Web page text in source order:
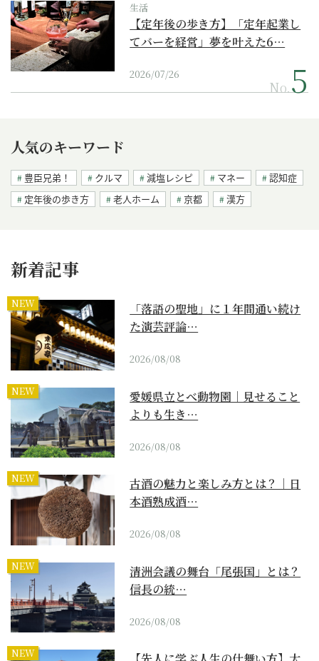
生活
【定年後の歩き方】「定年起業し
てバーを経営」夢を叶えた6…
2026/07/26
No.
人気のキーワード
豊臣兄弟！ クルマ 減塩レシピ マネー
認知症
定年後の歩き方
老人ホーム 京都 漢方
新着記事
NEW
「落語の聖地」に１年間通い続け
た演芸評論…
2026/08/08
NEW
愛媛県立とべ動物園｜見せること
よりも生き…
2026/08/08
NEW
古酒の魅力と楽しみ方とは？｜日
本酒熟成酒…
2026/08/08
NEW
清洲会議の舞台「尾張国」とは？
信長の統…
2026/08/08
NEW